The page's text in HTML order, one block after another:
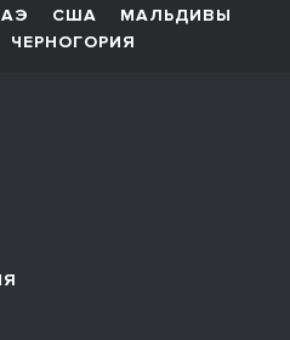
США
МАЛЬДИВЫ
ЧЕРНОГОРИЯ